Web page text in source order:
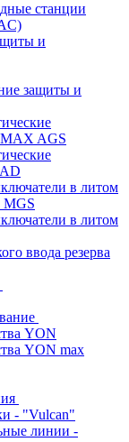
станции
и
защиты и
AGS
в литом
в литом
ввода резерва
YON
YON max
- "Vulcan"
линии -